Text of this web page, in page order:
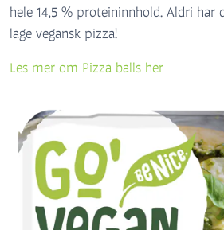
hele 14,5 % proteininnhold. Aldri
lage vegansk pizza!
Les mer om Pizza balls her